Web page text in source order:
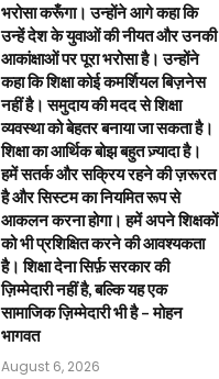
भरोसा करूँगा। उन्होंने आगे कहा कि
उन्हें देश के युवाओं की नीयत और उनकी
आकांक्षाओं पर पूरा भरोसा है। उन्होंने
कहा कि शिक्षा कोई कमर्शियल बिज़नेस
नहीं है। समुदाय की मदद से शिक्षा
व्यवस्था को बेहतर बनाया जा सकता है।
शिक्षा का आर्थिक बोझ बहुत ज़्यादा है।
हमें सतर्क और सक्रिय रहने की ज़रूरत
है और सिस्टम का नियमित रूप से
आकलन करना होगा। हमें अपने शिक्षकों
को भी प्रशिक्षित करने की आवश्यकता
है। शिक्षा देना सिर्फ़ सरकार की
ज़िम्मेदारी नहीं है, बल्कि यह एक
सामाजिक ज़िम्मेदारी भी है – मोहन
भागवत
August 6, 2026